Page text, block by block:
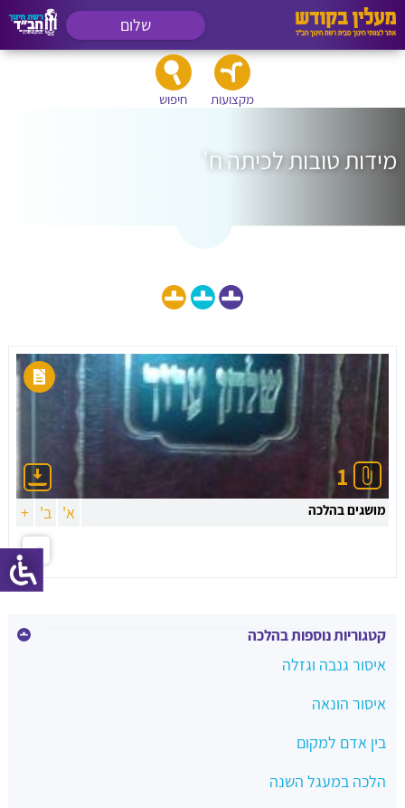
שלום
מקצועות חיפוש
מידות טובות לכיתה ח'
1
מושגים בהלכה א' ב' +
קטגוריות נוספות בהלכה
איסור גנבה וגזלה
איסור הונאה
בין אדם למקום
הלכה במעגל השנה